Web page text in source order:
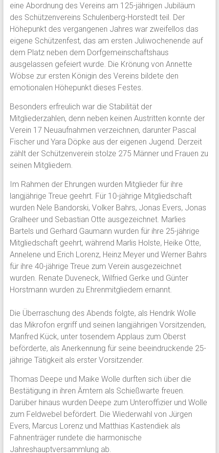
eine Abordnung des Vereins am 125-jährigen Jubiläum
des Schützenvereins Schulenberg-Horstedt teil. Der
Höhepunkt des vergangenen Jahres war zweifellos das
eigene Schützenfest, das am ersten Juliwochenende auf
dem Platz neben dem Dorfgemeinschaftshaus
ausgelassen gefeiert wurde. Die Krönung von Annette
Wöbse zur ersten Königin des Vereins bildete den
emotionalen Höhepunkt dieses Festes.
Besonders erfreulich war die Stabilität der
Mitgliederzahlen, denn neben keinen Austritten konnte der
Verein 17 Neuaufnahmen verzeichnen, darunter Pascal
Fischer und Yara Döpke aus der eigenen Jugend. Derzeit
zählt der Schützenverein stolze 275 Männer und Frauen zu
seinen Mitgliedern.
Im Rahmen der Ehrungen wurden Mitglieder für ihre
langjährige Treue geehrt. Für 10-jährige Mitgliedschaft
wurden Nele Bandorski, Volker Bahrs, Jonas Evers, Jonas
Gralheer und Sebastian Otte ausgezeichnet. Marlies
Bartels und Gerhard Gaumann wurden für ihre 25-jährige
Mitgliedschaft geehrt, während Marlis Holste, Heike Otte,
Annelene und Erich Lorenz, Heinz Meyer und Werner Bahrs
für ihre 40-jährige Treue zum Verein ausgezeichnet
wurden. Renate Duveneck, Wilfried Gerke und Günter
Horstmann wurden zu Ehrenmitgliedern ernannt.
Die Überraschung des Abends folgte, als Hendrik Wolle
das Mikrofon ergriff und seinen langjährigen Vorsitzenden,
Manfred Kück, unter tosendem Applaus zum Oberst
beförderte, als Anerkennung für seine beeindruckende 25-
jährige Tätigkeit als erster Vorsitzender.
Thomas Deepe und Maike Wolle durften sich über die
Bestätigung in ihren Ämtern als Schießwarte freuen.
Darüber hinaus wurden Deepe zum Unteroffizier und Wolle
zum Feldwebel befördert. Die Wiederwahl von Jürgen
Evers, Marcus Lorenz und Matthias Kastendiek als
Fahnenträger rundete die harmonische
Jahreshauptversammlung ab.